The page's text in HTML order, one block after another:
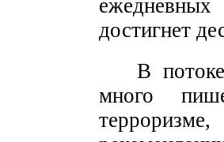
достигнет
В
много